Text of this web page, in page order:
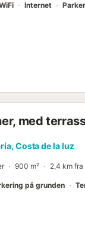
Internet
med
Costa de la luz
900 m² 2,4 km
på grunden